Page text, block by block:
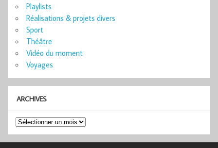
Playlists
Réalisations & projets divers
Sport
Théâtre
Vidéo du moment
Voyages
ARCHIVES
Archives